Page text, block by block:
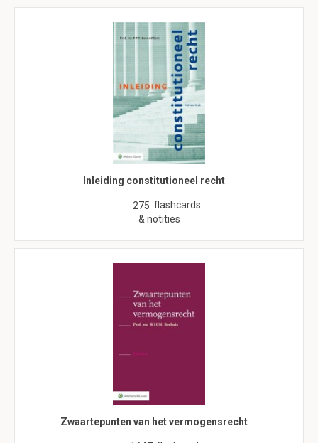
Inleiding constitutioneel recht
275 flashcards
& notities
Zwaartepunten van het vermogensrecht